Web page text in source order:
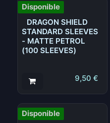
Disponible
DRAGON SHIELD
STANDARD SLEEVES
- MATTE PETROL
(100 SLEEVES)
9,50 €
Disponible